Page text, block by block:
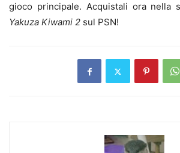
gioco principale. Acquistali ora nella
Yakuza Kiwami 2 sul PSN!